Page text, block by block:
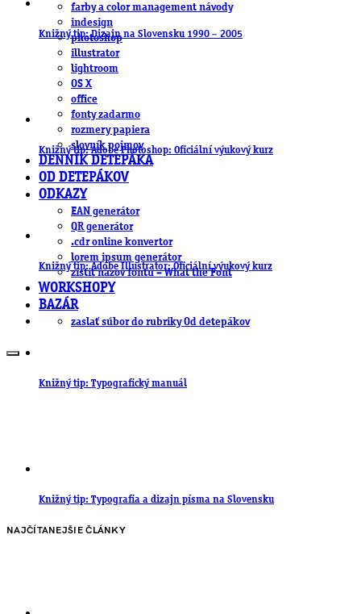
farby a color management návody
indesign
photoshop
illustrator
lightroom
OS X
office
fonty zadarmo
rozmery papiera
slovník pojmov
DENNÍK DETEPÁKA
OD DETEPÁKOV
ODKAZY
EAN generátor
QR generátor
.cdr online konvertor
lorem ipsum generátor
zistiť názov fontu – What the Font
WORKSHOPY
BAZÁR
zaslať súbor do rubriky Od detepákov
Knižný tip: Dizajn na Slovensku 1990 – 2005
Knižný tip: Adobe Photoshop: Oficiální výukový kurz
Knižný tip: Adobe Illustrator: Oficiální výukový kurz
Knižný tip: Typografický manuál
Knižný tip: Typografia a dizajn písma na Slovensku
NAJČÍTANEJŠIE ČLÁNKY